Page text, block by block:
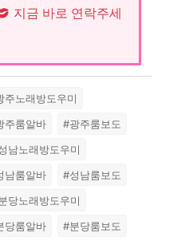
지금 바로 연락주세
주노래방도우미
주룸알바
#광주룸보도
남노래방도우미
남룸알바
#성남룸보도
당노래방도우미
당룸알바
#분당룸보도